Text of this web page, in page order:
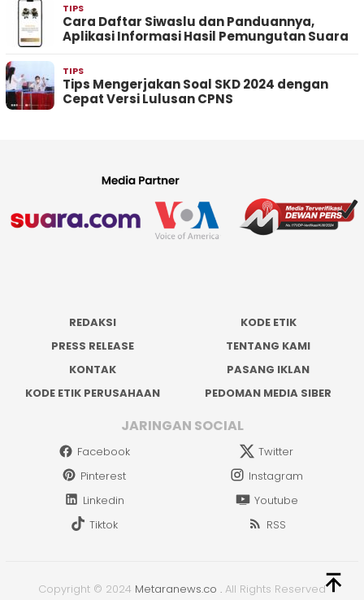
TIPS
Cara Daftar Siwaslu dan Panduannya,
Aplikasi Informasi Hasil Pemungutan Suara
TIPS
Tips Mengerjakan Soal SKD 2024 dengan
Cepat Versi Lulusan CPNS
REDAKSI
KODE ETIK
PRESS RELEASE
TENTANG KAMI
KONTAK
PASANG IKLAN
KODE ETIK PERUSAHAAN
PEDOMAN MEDIA SIBER
JARINGAN SOCIAL
Facebook
Twitter
Pinterest
Instagram
Linkedin
Youtube
Tiktok
RSS
Copyright © 2024 Metaranews.co . All Rights Reserved